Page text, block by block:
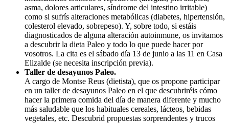
asma, dolores articulares, síndrome del intestino irritable)
como si sufrís alteraciones metabólicas (diabetes, hipertensión,
colesterol elevado, sobrepeso). Y, sobre todo, si estáis
diagnosticados de alguna alteración autoinmune, os invitamos
a descubrir la dieta Paleo y todo lo que puede hacer por
vosotros. La cita es el sábado día 13 de junio a las 11 en Casa
Elizalde (se necesita inscripción previa).
Taller de desayunos Paleo.
A cargo de Montse Reus (dietista), que os propone participar
en un taller de desayunos Paleo en el que descubriréis cómo
hacer la primera comida del día de manera diferente y mucho
más saludable que los habituales cereales, lácteos, bebidas
vegetales, etc. Descubrid propuestas sorprendentes y trucos